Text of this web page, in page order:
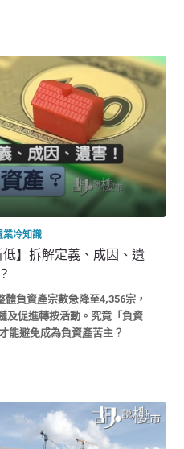
業冷知識
低】拆解定義、成因、遺
負資產宗數急降至4,356宗，
及促進轉按活動。究竟「負資
能避免成為負資產苦主？